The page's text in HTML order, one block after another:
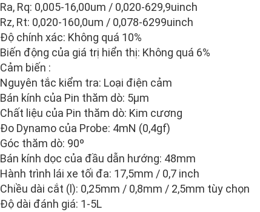
Ra, Rq: 0,005-16,00um / 0,020-629,9uinch
Rz, Rt: 0,020-160,0um / 0,078-6299uinch
Độ chính xác: Không quá 10%
Biến động của giá trị hiển thị: Không quá 6%
Cảm biến :
Nguyên tắc kiểm tra: Loại điện cảm
Bán kính của Pin thăm dò: 5µm
Chất liệu của Pin thăm dò: Kim cương
Đo Dynamo của Probe: 4mN (0,4gf)
Góc thăm dò: 90º
Bán kính dọc của đầu dẫn hướng: 48mm
Hành trình lái xe tối đa: 17,5mm / 0,7 inch
Chiều dài cắt (l): 0,25mm / 0,8mm / 2,5mm tùy chọn
Độ dài đánh giá: 1-5L